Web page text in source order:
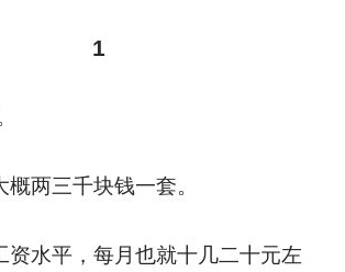
1
两三千块钱一套。
资水平，每月也就十几二十元左